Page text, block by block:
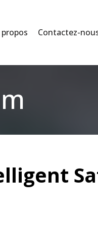
propos Contactez-